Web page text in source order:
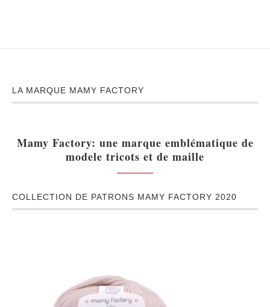
LA MARQUE MAMY FACTORY
Mamy Factory: une marque emblématique de
modele tricots et de maille
COLLECTION DE PATRONS MAMY FACTORY 2020